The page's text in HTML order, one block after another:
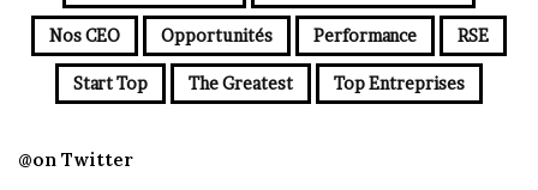
Nos CEO Opportunités Performance RSE
Start Top The Greatest Top Entreprises
@on Twitter